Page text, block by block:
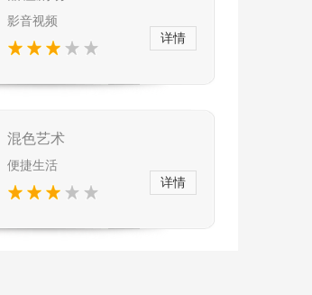
影音视频
详情
混色艺术
便捷生活
详情